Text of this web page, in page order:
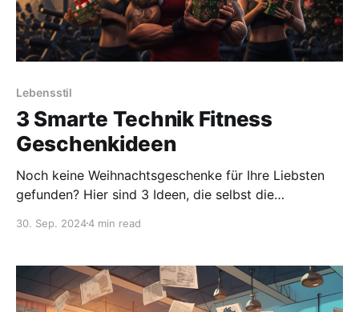
Lebensstil
3 Smarte Technik Fitness
Geschenkideen
Noch keine Weihnachtsgeschenke für Ihre Liebsten
gefunden? Hier sind 3 Ideen, die selbst die
Perfekte Geschenke für jeden in Ihrem Umfeld!
30. Sep. 20244 min read